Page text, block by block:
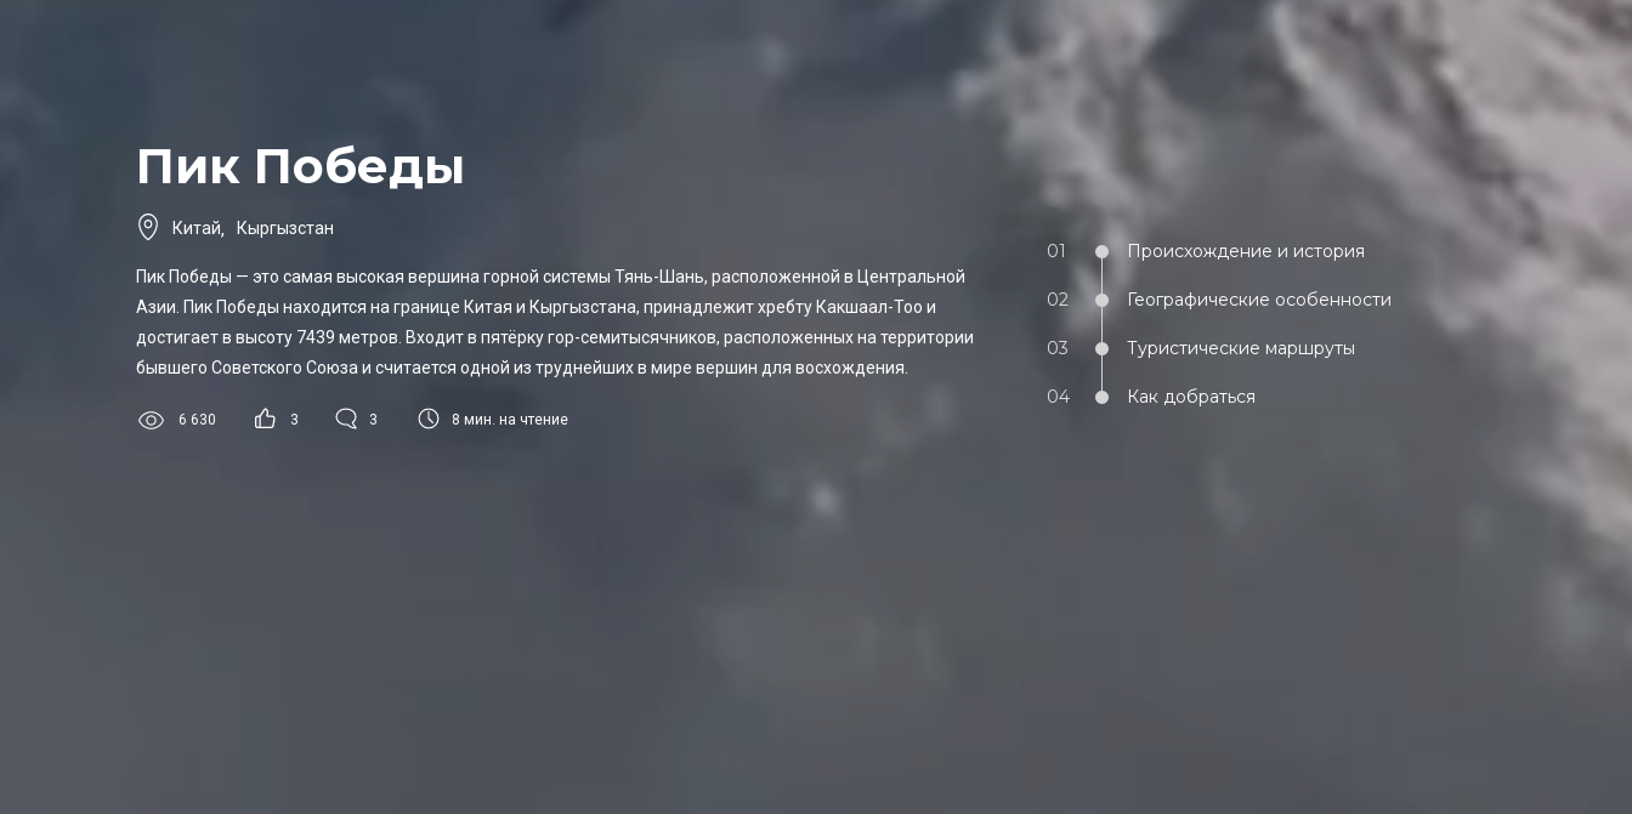
Пик Победы
Китай, Кыргызстан
Пик Победы — это самая высокая вершина горной системы Тянь-Шань, расположенной в Центральной
Азии. Пик Победы находится на границе Китая и Кыргызстана, принадлежит хребту Какшаал-Тоо и
достигает в высоту 7439 метров. Входит в пятёрку гор-семитысячников, расположенных на территории
бывшего Советского Союза и считается одной из труднейших в мире вершин для восхождения.
6 630 3 3 8 мин. на чтение
Происхождение и история
Географические особенности
Туристические маршруты
Как добраться